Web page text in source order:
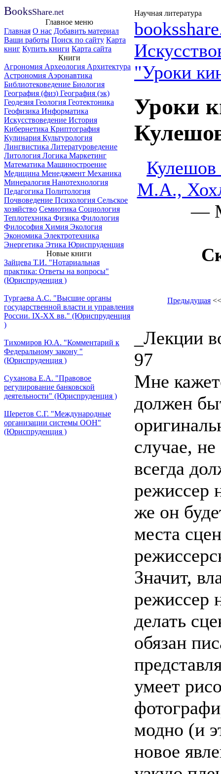
BooksShare.net
Научная литература
Главное меню
Главная О нас Добавить материал
Ваши работы Поиск по сайту Карта
книг Купить книги Карта сайта
Книги
Агрономия Археология Архитектура
Астрономия Аэронавтика
Библиотековедение Биология
География (физ) География (эк)
Геодезия Геология Геотектоника
Геофизика Информатика
Искусствоведение История
Кибернетика Криптография
Кулинария Культурология
Лингвистика Литературоведение
Литология Логика Маркетинг
Математика Машиностроение
Медицина Менеджмент Механика
Минералогия Нанотехнология
Педагогика Политология
Почвоведение Психология Сельское
хозяйство Семиотика Социология
Теплотехника Физика Филология
Философия Химия Экология
Экономика Электротехника
Энергетика Этика Юриспруденция
Новые книги
Зайцева Т.И. "Нотариальная
практика: Ответы на вопросы"
(Юриспруденция )
Тургаева А.С. "Высшие органы
государственной власти и управления
России. IХ-ХХ вв." (Юриспруденция
)
Тихомиров Ю.А. "Комментарий к
Федеральному закону "
(Юриспруденция )
Суханова Е.А. "Правовое
регулирование банковской
деятельности" (Юриспруденция )
Шеретов С.Г. "Международные
организации системы ООН"
(Юриспруденция )
"Уроки
Уроки
М.А.,
—
Предыдущая
_Лекции
97
Мне
должен
случае,
всегда
режиссер
же он
места
Значит,
режиссер
делать
обязан
умеет
модно (и
новое